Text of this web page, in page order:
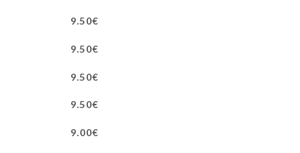
9.50€
9.50€
9.50€
9.50€
9.00€